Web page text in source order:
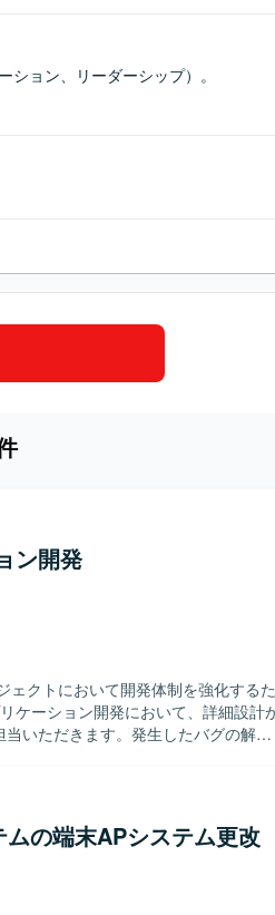
ション、リーダーシップ）。
ン開発
ェクトにおいて開発体制を強化するた
いただきます。発生したバグの解析
むことができます。C/C++を用いた開
を身に付ける機会があります。 【開
た開発環境となります。
ムの端末APシステム更改